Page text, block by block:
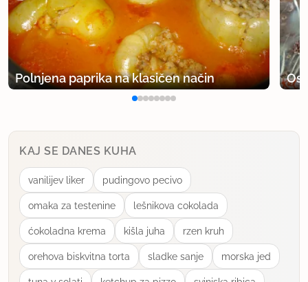
Polnjena paprika na klasičen način
KAJ SE DANES KUHA
vanilijev liker pudingovo pecivo
omaka za testenine lešnikova cokolada
ćokoladna krema kišla juha rzen kruh
orehova biskvitna torta sladke sanje morska jed